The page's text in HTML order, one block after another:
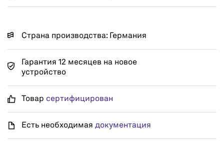
Страна производства: Германия
Гарантия 12 месяцев на новое
устройство
Товар сертифицирован
Есть необходимая документация